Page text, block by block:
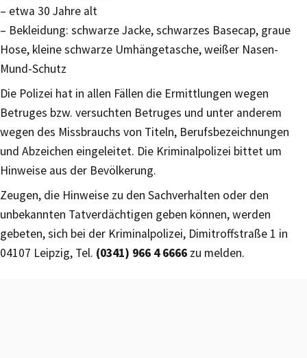
– etwa 30 Jahre alt
– Bekleidung: schwarze Jacke, schwarzes Basecap, graue
Hose, kleine schwarze Umhängetasche, weißer Nasen-
Mund-Schutz
Die Polizei hat in allen Fällen die Ermittlungen wegen
Betruges bzw. versuchten Betruges und unter anderem
wegen des Missbrauchs von Titeln, Berufsbezeichnungen
und Abzeichen eingeleitet. Die Kriminalpolizei bittet um
Hinweise aus der Bevölkerung.
Zeugen, die Hinweise zu den Sachverhalten oder den
unbekannten Tatverdächtigen geben können, werden
gebeten, sich bei der Kriminalpolizei, Dimitroffstraße 1 in
04107 Leipzig, Tel. (0341) 966 4 6666 zu melden.